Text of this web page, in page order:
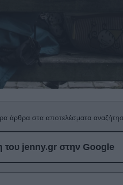
άρθρα στα αποτελέσματα
του jenny.gr στην Google